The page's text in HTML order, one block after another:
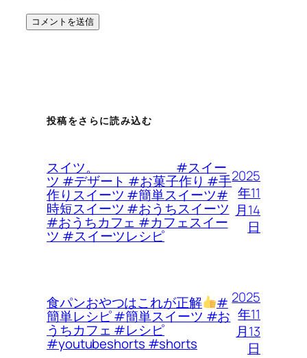
投稿をさらに読み込む
スイツ。 #スイー
ツ #デザート #お菓子作り #手
作りスイーツ #簡単スイーツ#
時短スイーツ #おうちスイーツ
#おうちカフェ #カフェスイー
ツ #スイーツレシピ
2025
年11
月14
日
食パンおやつはこれが正解 #
簡単レシピ #簡単スイーツ #お
うちカフェ #レシピ
#youtubeshorts #shorts
2025
年11
月13
日